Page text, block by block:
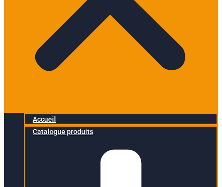
Accueil
Catalogue produits